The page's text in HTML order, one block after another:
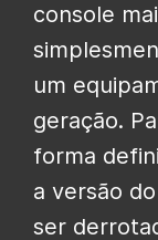
console
um
geração.
forma
a versão
ser